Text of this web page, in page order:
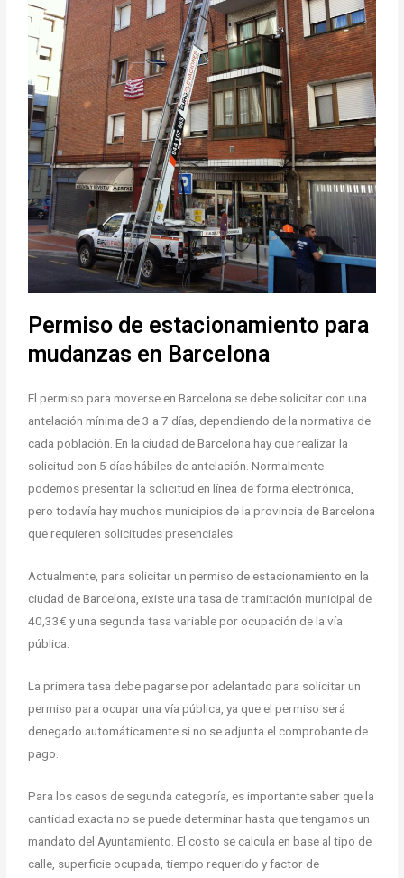
Permiso de estacionamiento para
mudanzas en Barcelona
El permiso para moverse en Barcelona se debe solicitar con una
antelación mínima de 3 a 7 días, dependiendo de la normativa de
cada población. En la ciudad de Barcelona hay que realizar la
solicitud con 5 días hábiles de antelación. Normalmente
podemos presentar la solicitud en línea de forma electrónica,
pero todavía hay muchos municipios de la provincia de Barcelona
que requieren solicitudes presenciales.
Actualmente, para solicitar un permiso de estacionamiento en la
ciudad de Barcelona, existe una tasa de tramitación municipal de
40,33€ y una segunda tasa variable por ocupación de la vía
pública.
La primera tasa debe pagarse por adelantado para solicitar un
permiso para ocupar una vía pública, ya que el permiso será
denegado automáticamente si no se adjunta el comprobante de
pago.
Para los casos de segunda categoría, es importante saber que la
cantidad exacta no se puede determinar hasta que tengamos un
mandato del Ayuntamiento. El costo se calcula en base al tipo de
calle, superficie ocupada, tiempo requerido y factor de